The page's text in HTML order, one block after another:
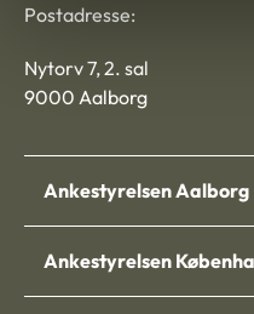
Postadresse:
Nytorv 7, 2. sal
9000 Aalborg
Ankestyrelsen Aalborg
Ankestyrelsen